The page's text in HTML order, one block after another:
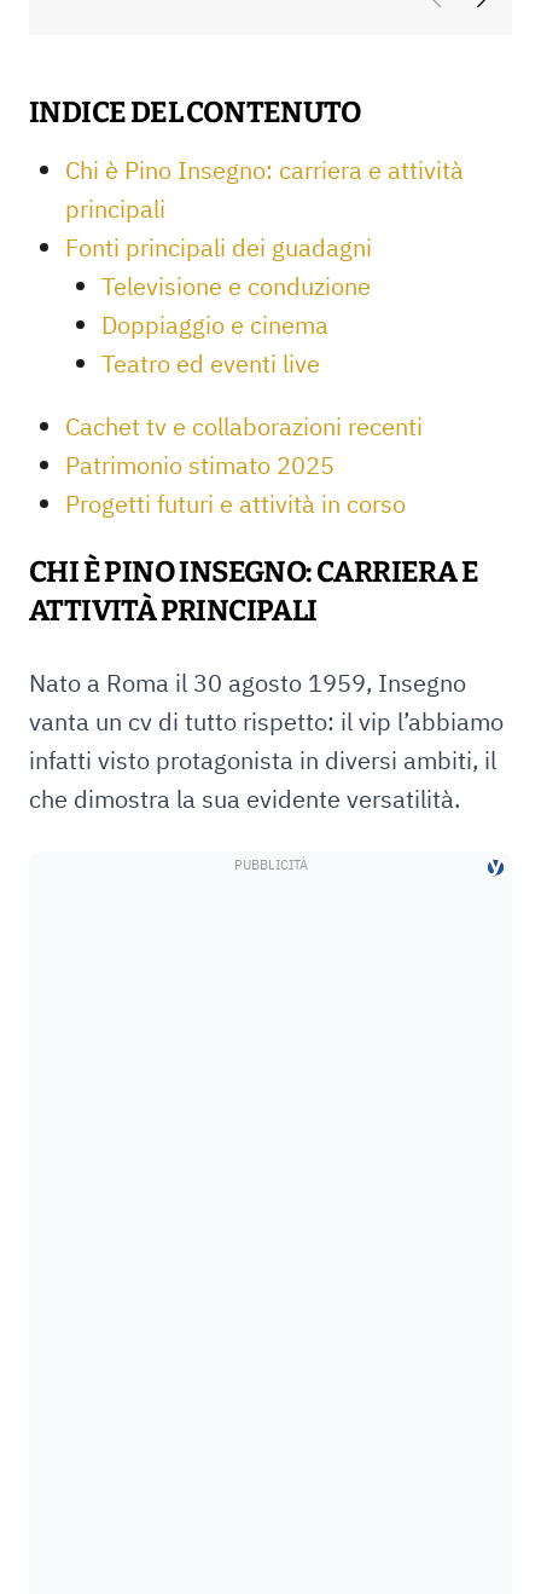
INDICE DEL CONTENUTO
Chi è Pino Insegno: carriera e attività
principali
Fonti principali dei guadagni
Televisione e conduzione
Doppiaggio e cinema
Teatro ed eventi live
Cachet tv e collaborazioni recenti
Patrimonio stimato 2025
Progetti futuri e attività in corso
CHI È PINO INSEGNO: CARRIERA E
ATTIVITÀ PRINCIPALI
Nato a Roma il 30 agosto 1959, Insegno
vanta un cv di tutto rispetto: il vip l’abbiamo
infatti visto protagonista in diversi ambiti, il
che dimostra la sua evidente versatilità.